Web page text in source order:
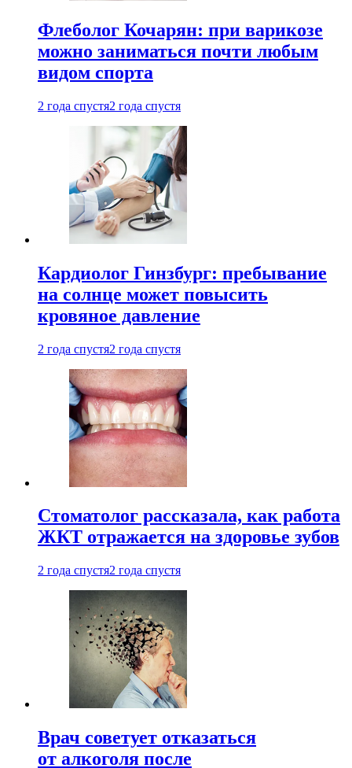
Флеболог Кочарян: при варикозе
можно заниматься почти любым
видом спорта
2 года спустя2 года спустя
Кардиолог Гинзбург: пребывание
на солнце может повысить
кровяное давление
2 года спустя2 года спустя
Стоматолог рассказала, как работа
ЖКТ отражается на здоровье зубов
2 года спустя2 года спустя
Врач советует отказаться
от алкоголя после